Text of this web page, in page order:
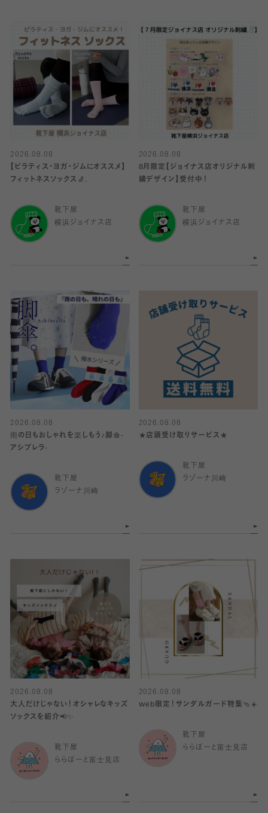
2026.08.08
【ピラティス・ヨガ・ジムにオススメ】
フィットネスソックス🧦.
靴下屋
横浜ジョイナス店
2026.08.08
8月限定【ジョイナス店オリジナル刺
繍デザイン】受付中！
靴下屋
横浜ジョイナス店
2026.08.08
雨の日もおしゃれを楽しもう♪脚傘-
アシブレラ-
靴下屋
ラゾーナ川崎
2026.08.08
★店頭受け取りサービス★
靴下屋
ラゾーナ川崎
2026.08.08
大人だけじゃない！オシャレなキッズ
ソックスを紹介📢✨
靴下屋
ららぽーと富士見店
2026.08.08
web限定！サンダルガード特集🩴☀️
靴下屋
ららぽーと富士見店